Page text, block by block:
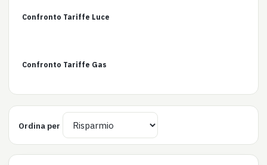
Confronto Tariffe Luce
Confronto Tariffe Gas
Ordina per